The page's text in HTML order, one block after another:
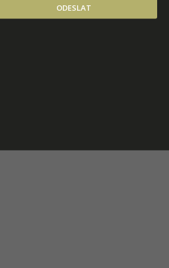
ODESLAT